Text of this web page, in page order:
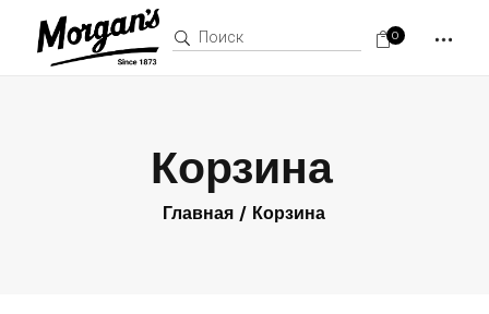
Поиск: 0
Корзина
Главная Корзина